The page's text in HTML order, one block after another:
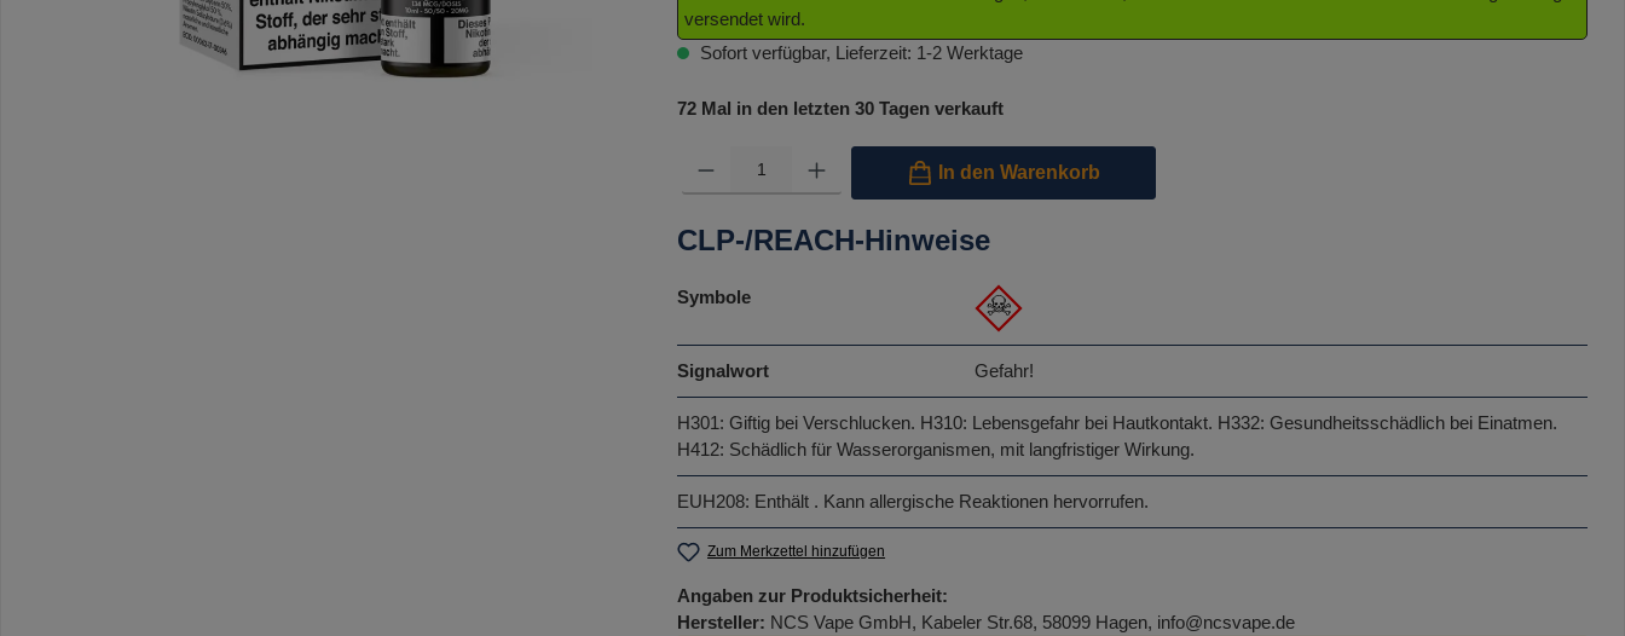
versendet wird.
Sofort verfügbar, Lieferzeit: 1-2 Werktage
72 Mal in den letzten 30 Tagen verkauft
In den Warenkorb
CLP-/REACH-Hinweise
Symbole
Signalwort Gefahr!
H301: Giftig bei Verschlucken. H310: Lebensgefahr bei Hautkontakt. H332: Gesundheitsschädlich bei Einatmen.
H412: Schädlich für Wasserorganismen, mit langfristiger Wirkung.
EUH208: Enthält . Kann allergische Reaktionen hervorrufen.
Zum Merkzettel hinzufügen
Angaben zur Produktsicherheit:
Hersteller: NCS Vape GmbH, Kabeler Str.68, 58099 Hagen, info@ncsvape.de